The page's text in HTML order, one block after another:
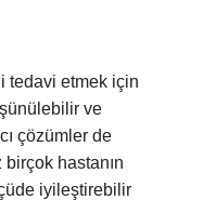
tedavi etmek için
ve
çözümler de
birçok hastanın
iyileştirebilir